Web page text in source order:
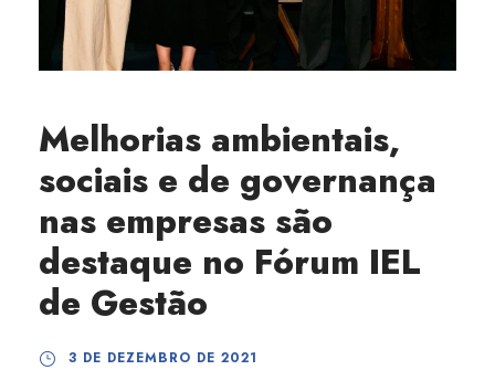
Melhorias ambientais,
sociais e de governança
nas empresas são
destaque no Fórum IEL
de Gestão
3 DE DEZEMBRO DE 2021